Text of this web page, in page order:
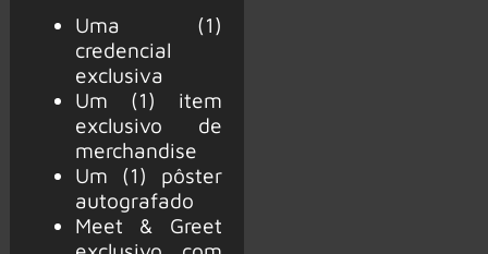
Uma (1)
credencial
exclusiva
Um (1) item
exclusivo de
merchandise
Um (1) pôster
autografado
Meet & Greet